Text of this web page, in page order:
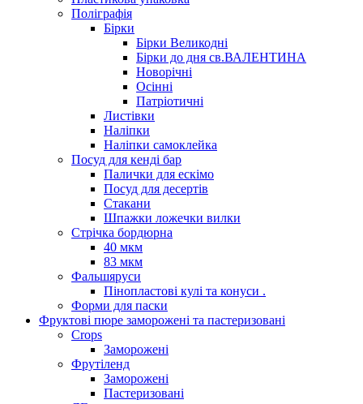
Поліграфія
Бірки
Бірки Великодні
Бірки до дня св.ВАЛЕНТИНА
Новорічні
Осінні
Патріотичні
Листівки
Наліпки
Наліпки самоклейка
Посуд для кенді бар
Палички для ескімо
Посуд для десертів
Стакани
Шпажки ложечки вилки
Стрічка бордюрна
40 мкм
83 мкм
Фальшяруси
Пінопластові кулі та конуси .
Форми для паски
Фруктові пюре заморожені та пастеризовані
Crops
Заморожені
Фрутіленд
Заморожені
Пастеризовані